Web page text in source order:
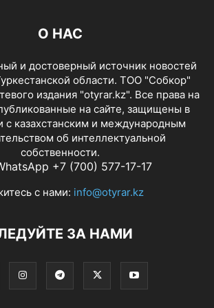
О НАС
и достоверный источник новостей
области. ТОО "Собкор"
издания "otyrar.kz". Все права на
на сайте, защищены в
с казахстанским и международным
об интеллектуальной
собственности.
+7 (700) 577-17-17
с нами: info@otyrar.kz
ЗА НАМИ